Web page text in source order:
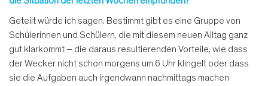
Geteilt würde ich sagen. Bestimmt gibt es eine Gruppe von
Schülerinnen und Schülern, die mit diesem neuen Alltag ganz
gut klarkommt – die daraus resultierenden Vorteile, wie dass
der Wecker nicht schon morgens um 6 Uhr klingelt oder dass
sie die Aufgaben auch irgendwann nachmittags machen